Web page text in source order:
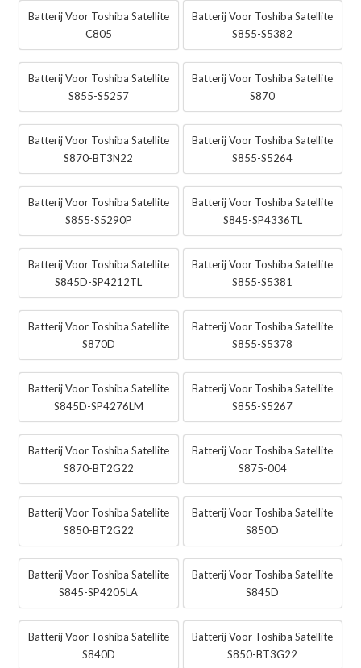
Batterij Voor Toshiba Satellite
C805
Batterij Voor Toshiba Satellite
S855-S5382
Batterij Voor Toshiba Satellite
S855-S5257
Batterij Voor Toshiba Satellite
S870
Batterij Voor Toshiba Satellite
S870-BT3N22
Batterij Voor Toshiba Satellite
S855-S5264
Batterij Voor Toshiba Satellite
S855-S5290P
Batterij Voor Toshiba Satellite
S845-SP4336TL
Batterij Voor Toshiba Satellite
S845D-SP4212TL
Batterij Voor Toshiba Satellite
S855-S5381
Batterij Voor Toshiba Satellite
S870D
Batterij Voor Toshiba Satellite
S855-S5378
Batterij Voor Toshiba Satellite
S845D-SP4276LM
Batterij Voor Toshiba Satellite
S855-S5267
Batterij Voor Toshiba Satellite
S870-BT2G22
Batterij Voor Toshiba Satellite
S875-004
Batterij Voor Toshiba Satellite
S850-BT2G22
Batterij Voor Toshiba Satellite
S850D
Batterij Voor Toshiba Satellite
S845-SP4205LA
Batterij Voor Toshiba Satellite
S845D
Batterij Voor Toshiba Satellite
S840D
Batterij Voor Toshiba Satellite
S850-BT3G22